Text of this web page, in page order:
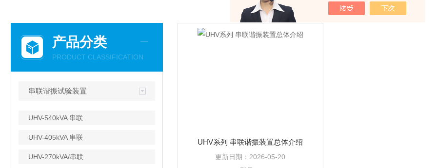
产品分类
PRODUCT CLASSIFICATION
串联谐振试验装置
UHV-540kVA 串联
UHV-405kVA 串联
UHV-270kVA/串联
UHV系列 串联谐振装置总体介绍
更新日期： 2026-05-20